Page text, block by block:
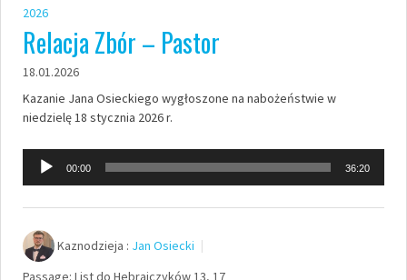
2026
Relacja Zbór – Pastor
18.01.2026
Kazanie Jana Osieckiego wygłoszone na nabożeństwie w
niedzielę 18 stycznia 2026 r.
Odtwarzacz
plików
dźwiękowych
00:00 36:20
Kaznodzieja : Jan Osiecki
Passage: List do Hebrajczyków 13, 17